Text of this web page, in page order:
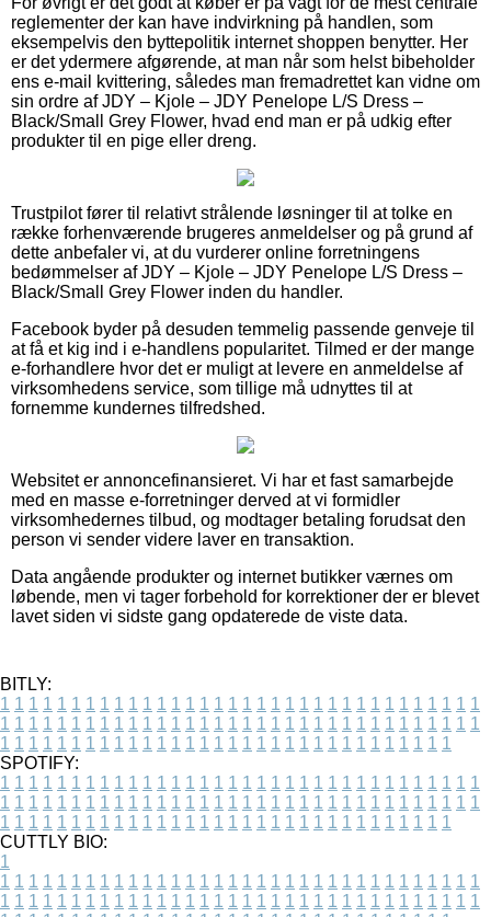
reglementer der kan have indvirkning på handlen, som
eksempelvis den byttepolitik internet shoppen benytter. Her
er det ydermere afgørende, at man når som helst bibeholder
ens e-mail kvittering, således man fremadrettet kan vidne om
sin ordre af JDY – Kjole – JDY Penelope L/S Dress –
Black/Small Grey Flower, hvad end man er på udkig efter
produkter til en pige eller dreng.
Trustpilot fører til relativt strålende løsninger til at tolke en
række forhenværende brugeres anmeldelser og på grund af
dette anbefaler vi, at du vurderer online forretningens
bedømmelser af JDY – Kjole – JDY Penelope L/S Dress –
Black/Small Grey Flower inden du handler.
Facebook byder på desuden temmelig passende genveje til
at få et kig ind i e-handlens popularitet. Tilmed er der mange
e-forhandlere hvor det er muligt at levere en anmeldelse af
virksomhedens service, som tillige må udnyttes til at
fornemme kundernes tilfredshed.
Websitet er annoncefinansieret. Vi har et fast samarbejde
med en masse e-forretninger derved at vi formidler
virksomhedernes tilbud, og modtager betaling forudsat den
person vi sender videre laver en transaktion.
Data angående produkter og internet butikker værnes om
løbende, men vi tager forbehold for korrektioner der er blevet
lavet siden vi sidste gang opdaterede de viste data.
BITLY:
1 1 1 1 1 1 1 1 1 1 1 1 1 1 1 1 1 1 1 1 1 1 1 1 1 1 1 1 1 1 1 1 1 1
1 1 1 1 1 1 1 1 1 1 1 1 1 1 1 1 1 1 1 1 1 1 1 1 1 1 1 1 1 1 1 1 1 1
1 1 1 1 1 1 1 1 1 1 1 1 1 1 1 1 1 1 1 1 1 1 1 1 1 1 1 1 1 1 1 1
SPOTIFY:
1 1 1 1 1 1 1 1 1 1 1 1 1 1 1 1 1 1 1 1 1 1 1 1 1 1 1 1 1 1 1 1 1 1
1 1 1 1 1 1 1 1 1 1 1 1 1 1 1 1 1 1 1 1 1 1 1 1 1 1 1 1 1 1 1 1 1 1
1 1 1 1 1 1 1 1 1 1 1 1 1 1 1 1 1 1 1 1 1 1 1 1 1 1 1 1 1 1 1 1
CUTTLY BIO:
1
1 1 1 1 1 1 1 1 1 1 1 1 1 1 1 1 1 1 1 1 1 1 1 1 1 1 1 1 1 1 1 1 1 1
1 1 1 1 1 1 1 1 1 1 1 1 1 1 1 1 1 1 1 1 1 1 1 1 1 1 1 1 1 1 1 1 1 1